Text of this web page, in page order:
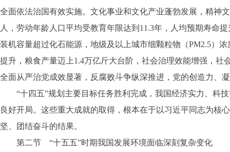
全面依法治国有效实施。文化事业和文化产业蓬勃发展，精神
人，劳动年龄人口平均受教育年限达到11.3年，人均预期寿命
装机容量超过化石能源，地级及以上城市细颗粒物（PM2.5）
提升，粮食产量迈上1.4万亿斤大台阶，社会治理效能增强，
全面从严治党成效显著，反腐败斗争纵深推进，党的创造力、
“十四五”规划主要目标任务胜利完成，我国经济实力、科技
良好开局。这些重大成就的取得，根本在于以习近平同志为核
坚、团结奋斗的结果。
第二节 “十五五”时期我国发展环境面临深刻复杂变化